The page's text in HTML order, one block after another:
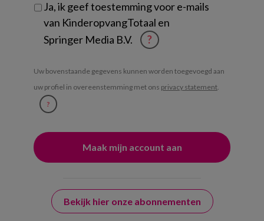
Ja, ik geef toestemming voor e-mails
van KinderopvangTotaal en
Springer Media B.V.
?
Uw bovenstaande gegevens kunnen worden toegevoegd aan
uw profiel in overeenstemming met ons privacy statement.
?
Bekijk hier onze abonnementen